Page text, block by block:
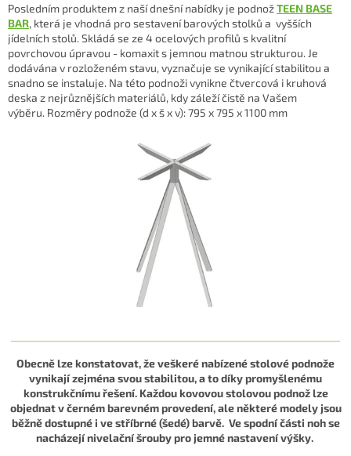
Posledním produktem z naší dnešní nabídky je podnožTEEN BASE
BAR, která je vhodná pro sestavení barových stolků a vyšších
jídelních stolů. Skládá se ze 4 ocelových profilů s kvalitní
povrchovou úpravou - komaxit s jemnou matnou strukturou. Je
dodávána v rozloženém stavu, vyznačuje se vynikající stabilitou a
snadno se instaluje. Na této podnoži vynikne čtvercová i kruhová
deska z nejrůznějších materiálů, kdy záleží čistě na Vašem
výběru. Rozměry podnože (d x š x v): 795 x 795 x 1100 mm
Obecně lze konstatovat, že veškeré nabízené stolové podnože
vynikají zejména svou stabilitou, a to díky promyšlenému
konstrukčnímu řešení. Každou kovovou stolovou podnož lze
objednat v černém barevném provedení, ale některé modely jsou
běžně dostupné i ve stříbrné (šedé) barvě. Ve spodní části noh se
nacházejí nivelační šrouby pro jemné nastavení výšky.